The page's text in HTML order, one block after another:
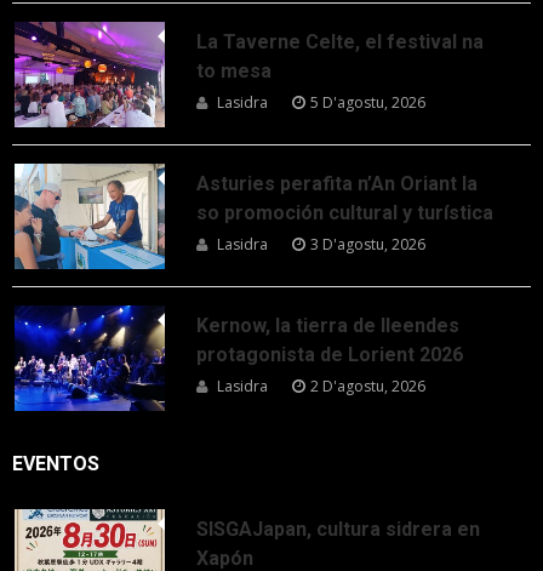
La Taverne Celte, el festival na
to mesa
Lasidra 5 D'agostu, 2026
Asturies perafita n’An Oriant la
so promoción cultural y turística
Lasidra 3 D'agostu, 2026
Kernow, la tierra de lleendes
protagonista de Lorient 2026
Lasidra 2 D'agostu, 2026
EVENTOS
SISGAJapan, cultura sidrera en
Xapón